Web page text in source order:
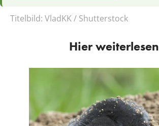
Titelbild: VladKK / Shutterstock
Hier weiterlesen